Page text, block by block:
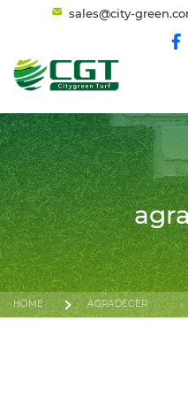
sales@city-
HOME AGRADECER